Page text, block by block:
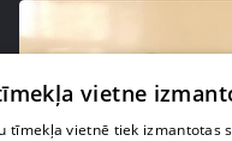
vietne
tīmekļa vietnē tiek izmantotas